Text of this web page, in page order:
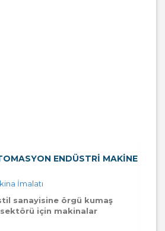
ENDÜSTRI MAKINE
İmalatı
sanayisine örgü kumaş
için makinalar